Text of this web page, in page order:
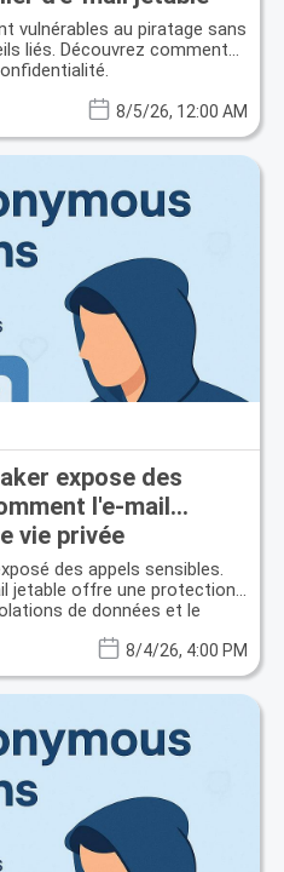
vulnérables au piratage sans
liés. Découvrez comment
8/5/26, 12:00 AM
expose des
l'e-mail
vie privée
des appels sensibles.
jetable offre une protection
de données et le
8/4/26, 4:00 PM